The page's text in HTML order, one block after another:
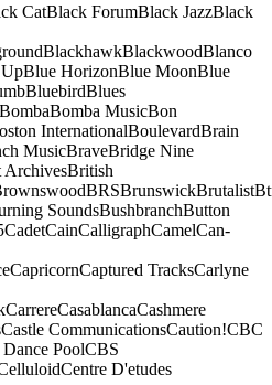
CatBlack ForumBlack JazzBlack
BlackhawkBlackwoodBlanco
Blue HorizonBlue MoonBlue
BluebirdBlues
BombaBomba MusicBon
InternationalBoulevardBrain
MusicBraveBridge Nine
British
BRSBrunswickBrutalist
SoundsBushbranchButton
CadetCainCalligraphCamelCan-
CapricornCaptured TracksCarlyne
CarrereCasablancaCashmere
Castle CommunicationsCaution!CBC
PoolCBS
Centre D'etudes